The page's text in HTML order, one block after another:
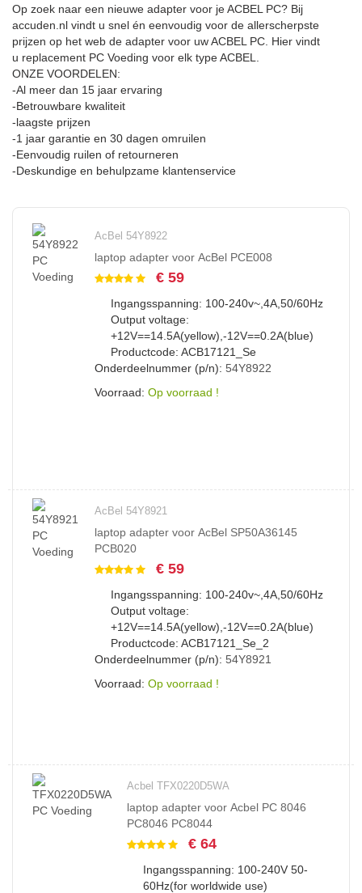
Op zoek naar een nieuwe adapter voor je ACBEL PC? Bij
accuden.nl vindt u snel én eenvoudig voor de allerscherpste
prijzen op het web de adapter voor uw ACBEL PC. Hier vindt
u replacement PC Voeding voor elk type ACBEL.
ONZE VOORDELEN:
-Al meer dan 15 jaar ervaring
-Betrouwbare kwaliteit
-laagste prijzen
-1 jaar garantie en 30 dagen omruilen
-Eenvoudig ruilen of retourneren
-Deskundige en behulpzame klantenservice
AcBel 54Y8922
laptop adapter voor AcBel PCE008
€ 59
Ingangsspanning: 100-240v~,4A,50/60Hz
Output voltage:
+12V==14.5A(yellow),-12V==0.2A(blue)
Productcode: ACB17121_Se
Onderdeelnummer (p/n): 54Y8922
Voorraad: Op voorraad !
AcBel 54Y8921
laptop adapter voor AcBel SP50A36145
PCB020
€ 59
Ingangsspanning: 100-240v~,4A,50/60Hz
Output voltage:
+12V==14.5A(yellow),-12V==0.2A(blue)
Productcode: ACB17121_Se_2
Onderdeelnummer (p/n): 54Y8921
Voorraad: Op voorraad !
Acbel TFX0220D5WA
laptop adapter voor Acbel PC 8046
PC8046 PC8044
€ 64
Ingangsspanning: 100-240V 50-
60Hz(for worldwide use)